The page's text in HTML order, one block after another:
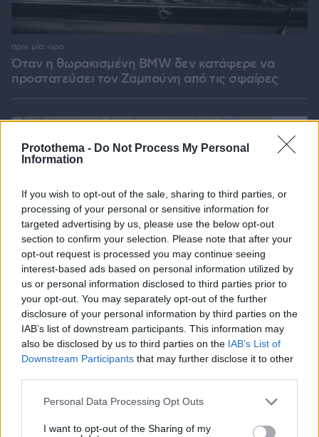
Protothema - Do Not Process My Personal
Information
If you wish to opt-out of the sale, sharing to third parties, or
processing of your personal or sensitive information for
targeted advertising by us, please use the below opt-out
section to confirm your selection. Please note that after your
opt-out request is processed you may continue seeing
interest-based ads based on personal information utilized by
us or personal information disclosed to third parties prior to
your opt-out. You may separately opt-out of the further
disclosure of your personal information by third parties on the
IAB’s list of downstream participants. This information may
also be disclosed by us to third parties on the IAB’s List of
Downstream Participants that may further disclose it to other
Please note that this website/app uses one or more Google
not limited to your visit or usage behaviour. You may click to
Personal Data Processing Opt Outs
I want to opt-out of the Sharing of my
Όταν η θωρακισμένη BMW δεν κατάφερε να
προστατεύσει τον Ζαμπούνη από τις σφαίρες
πριν μία ώρα
07.08.2026, 14:00